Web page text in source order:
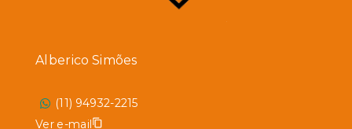
Alberico Simões
(11) 94932-2215
Ver e-mail